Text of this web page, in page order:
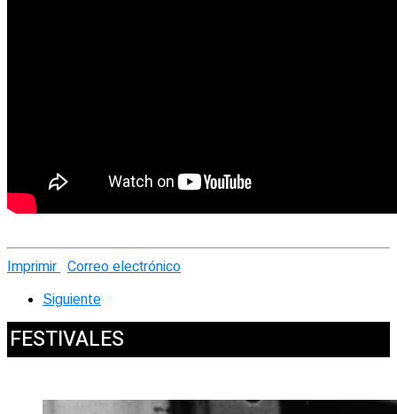
Imprimir Correo electrónico
Siguiente
FESTIVALES